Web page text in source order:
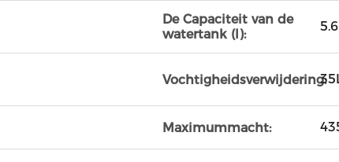
De Capaciteit van de
watertank (l):
5.6
Vochtigheidsverwijdering:
Maximummacht: